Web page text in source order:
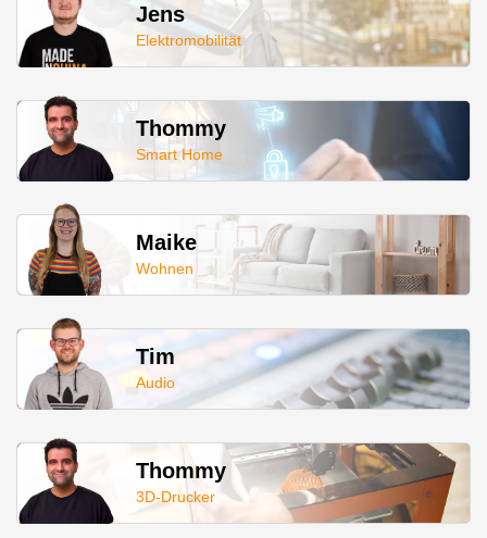
Jens
Elektromobilität
Thommy
Smart Home
Maike
Wohnen
Tim
Audio
Thommy
3D-Drucker